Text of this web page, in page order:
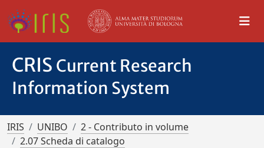
CRIS Current Research
Information System
IRIS UNIBO
2 - Contributo in volume
2.07 Scheda di catalogo